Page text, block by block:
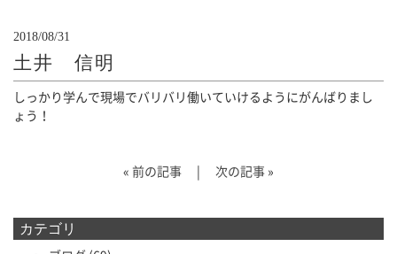
2018/08/31
土井 信明
しっかり学んで現場でバリバリ働いていけるようにがんばりまし
ょう！
« 前の記事 | 次の記事 »
カテゴリ